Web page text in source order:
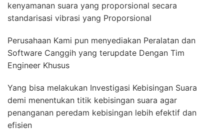
kenyamanan suara yang proporsional secara
standarisasi vibrasi yang Proporsional
Perusahaan Kami pun menyediakan Peralatan dan
Software Canggih yang terupdate Dengan Tim
Engineer Khusus
Yang bisa melakukan Investigasi Kebisingan Suara
demi menentukan titik kebisingan suara agar
penanganan peredam kebisingan lebih efektif dan
efisien